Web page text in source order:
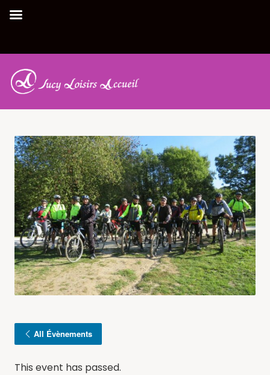
All Évènements
This event has passed.